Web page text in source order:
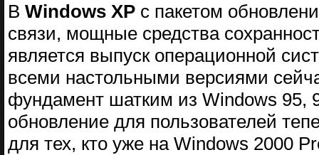
В Windows XP с пакетом
связи, мощные средства
является выпуск операционной
всеми настольными версиями
фундамент шатким из Windows 95,
обновление для пользователей
для тех, кто уже на Windows 2000